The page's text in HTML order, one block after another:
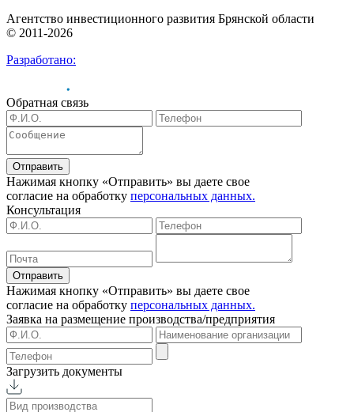
Агентство инвестиционного развития Брянской области
© 2011-2026
Разработано:
Обратная связь
Отправить
Нажимая кнопку «Отправить» вы даете свое
согласие на обработку персональных данных.
Консультация
Отправить
Нажимая кнопку «Отправить» вы даете свое
согласие на обработку персональных данных.
Заявка на размещение производства/предприятия
Загрузить документы